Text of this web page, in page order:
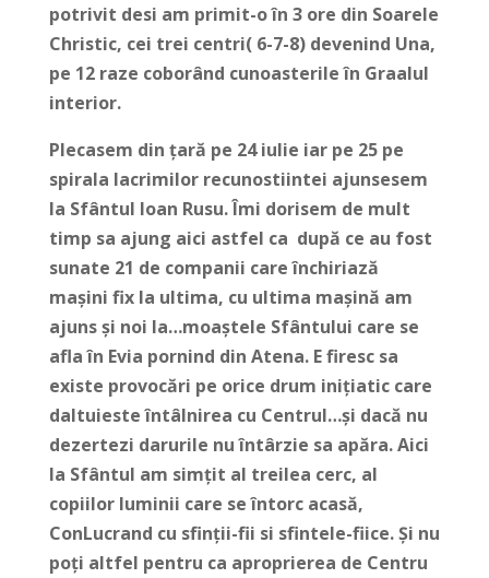
potrivit desi am primit-o în 3 ore din Soarele
Christic, cei trei centri( 6-7-8) devenind Una,
pe 12 raze coborând cunoasterile în Graalul
interior.
Plecasem din țară pe 24 iulie iar pe 25 pe
spirala lacrimilor recunostiintei ajunsesem
la Sfântul Ioan Rusu. Îmi dorisem de mult
timp sa ajung aici astfel ca după ce au fost
sunate 21 de companii care închiriază
mașini fix la ultima, cu ultima mașină am
ajuns și noi la…moaștele Sfântului care se
afla în Evia pornind din Atena. E firesc sa
existe provocări pe orice drum inițiatic care
daltuieste întâlnirea cu Centrul…și dacă nu
dezertezi darurile nu întârzie sa apăra. Aici
la Sfântul am simțit al treilea cerc, al
copiilor luminii care se întorc acasă,
ConLucrand cu sfinții-fii si sfintele-fiice. Și nu
poți altfel pentru ca aproprierea de Centru